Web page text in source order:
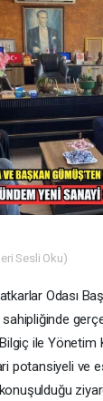
Sesli Oku)
Odası
sahipliğinde
ile Yönetim
potansiyeli ve
konuşulduğu